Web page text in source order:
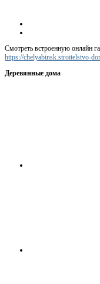
Смотреть встроенную онлайн
https://chelyabinsk.stroitelstvo-
Деревянные дома